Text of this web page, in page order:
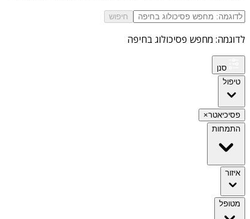
חיפוש
לדוגמה: מחפש פסיכולוג בחיפה
סנן
טיפול
פסיכיאטר×
התמחות
איזור
מטופל